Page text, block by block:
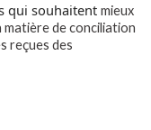
qui souhaitent mieux
de conciliation
reçues des